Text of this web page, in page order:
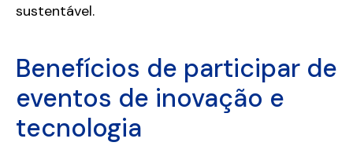
sustentável.
Benefícios de participar de
eventos de inovação e
tecnologia